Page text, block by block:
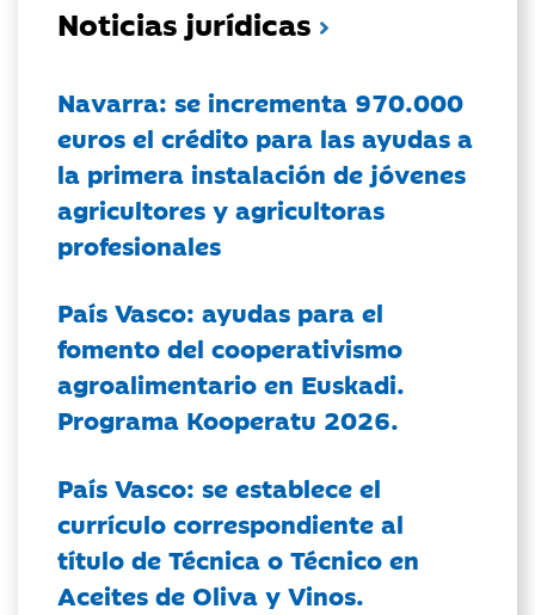
Noticias jurídicas
Navarra: se incrementa 970.000
euros el crédito para las ayudas a
la primera instalación de jóvenes
agricultores y agricultoras
profesionales
País Vasco: ayudas para el
fomento del cooperativismo
agroalimentario en Euskadi.
Programa Kooperatu 2026.
País Vasco: se establece el
currículo correspondiente al
título de Técnica o Técnico en
Aceites de Oliva y Vinos.